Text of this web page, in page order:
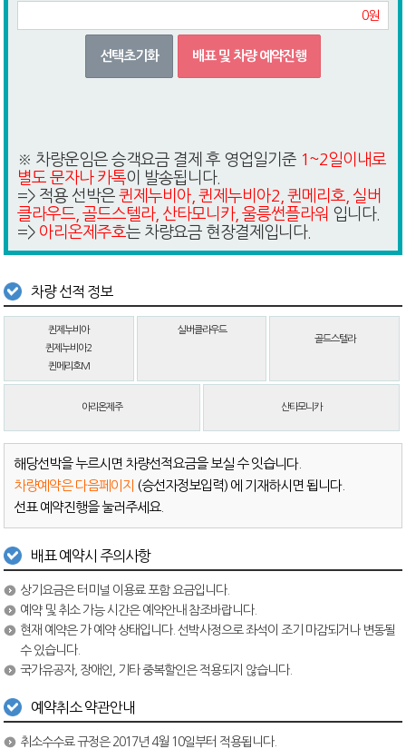
0원
선택초기화 배표 및 차량 예약진행
※ 차량운임은 승객요금 결제 후 영업일기준 1~2일이내로
별도 문자나 카톡이 발송됩니다.
=> 적용 선박은 퀸제누비아, 퀸제누비아2, 퀸메리호, 실버
클라우드, 골드스텔라, 산타모니카, 울릉썬플라워 입니다.
=> 아리온제주호는 차량요금 현장결제입니다.
차량 선적 정보
퀸제누비아
퀸제누비아2
퀸메리호M
실버클라우드
골드스텔라
아리온제주 산타모니카
해당선박을 누르시면 차량선적요금을 보실 수 잇습니다.
차량예약은 다음페이지 (승선자정보입력) 에 기재하시면 됩니다.
선표 예약진행을 눌러주세요.
배표 예약시 주의사항
상기요금은 터미널 이용료 포함 요금입니다.
예약 및 취소 가능 시간은 예약안내 참조바랍니다.
현재 예약은 가 예약 상태입니다. 선박사정으로 좌석이 조기 마감되거나 변동될
수 있습니다.
국가유공자, 장애인, 기타 중복할인은 적용되지 않습니다.
예약취소 약관안내
취소수수료 규정은 2017년 4월 10일부터 적용됩니다.